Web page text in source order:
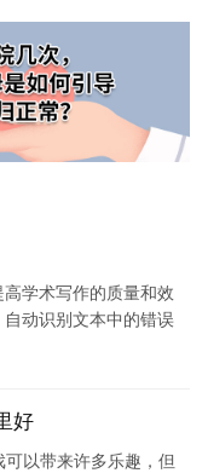
学术写作的质量和效
动识别文本中的错误
好
以带来许多乐趣，但